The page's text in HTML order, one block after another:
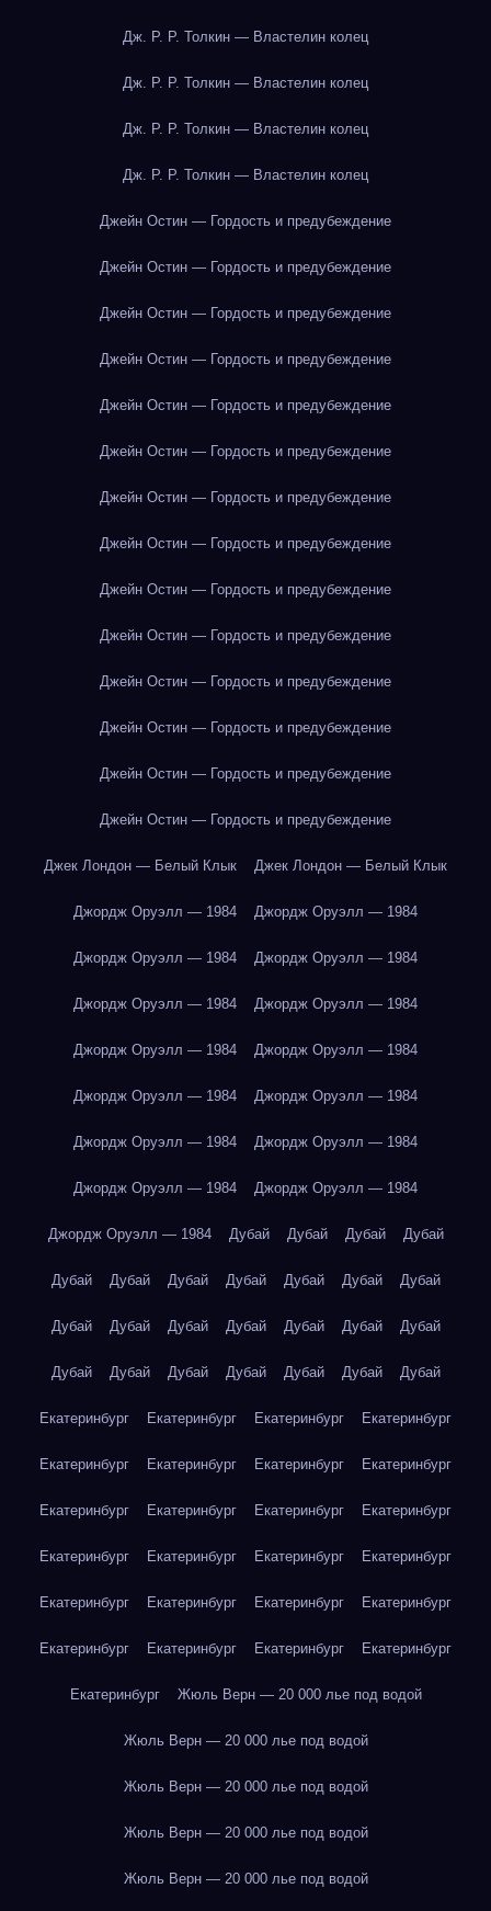
Дж. Р. Р. Толкин — Властелин колец
Дж. Р. Р. Толкин — Властелин колец
Дж. Р. Р. Толкин — Властелин колец
Дж. Р. Р. Толкин — Властелин колец
Джейн Остин — Гордость и предубеждение
Джейн Остин — Гордость и предубеждение
Джейн Остин — Гордость и предубеждение
Джейн Остин — Гордость и предубеждение
Джейн Остин — Гордость и предубеждение
Джейн Остин — Гордость и предубеждение
Джейн Остин — Гордость и предубеждение
Джейн Остин — Гордость и предубеждение
Джейн Остин — Гордость и предубеждение
Джейн Остин — Гордость и предубеждение
Джейн Остин — Гордость и предубеждение
Джейн Остин — Гордость и предубеждение
Джейн Остин — Гордость и предубеждение
Джейн Остин — Гордость и предубеждение
Джек Лондон — Белый Клык Джек Лондон — Белый Клык
Джордж Оруэлл — 1984 Джордж Оруэлл — 1984
Джордж Оруэлл — 1984 Джордж Оруэлл — 1984
Джордж Оруэлл — 1984 Джордж Оруэлл — 1984
Джордж Оруэлл — 1984 Джордж Оруэлл — 1984
Джордж Оруэлл — 1984 Джордж Оруэлл — 1984
Джордж Оруэлл — 1984 Джордж Оруэлл — 1984
Джордж Оруэлл — 1984 Джордж Оруэлл — 1984
Джордж Оруэлл — 1984 Дубай Дубай Дубай Дубай
Дубай Дубай Дубай Дубай Дубай Дубай Дубай
Дубай Дубай Дубай Дубай Дубай Дубай Дубай
Дубай Дубай Дубай Дубай Дубай Дубай Дубай
Екатеринбург Екатеринбург Екатеринбург Екатеринбург
Екатеринбург Екатеринбург Екатеринбург Екатеринбург
Екатеринбург Екатеринбург Екатеринбург Екатеринбург
Екатеринбург Екатеринбург Екатеринбург Екатеринбург
Екатеринбург Екатеринбург Екатеринбург Екатеринбург
Екатеринбург Екатеринбург Екатеринбург Екатеринбург
Екатеринбург Жюль Верн — 20 000 лье под водой
Жюль Верн — 20 000 лье под водой
Жюль Верн — 20 000 лье под водой
Жюль Верн — 20 000 лье под водой
Жюль Верн — 20 000 лье под водой